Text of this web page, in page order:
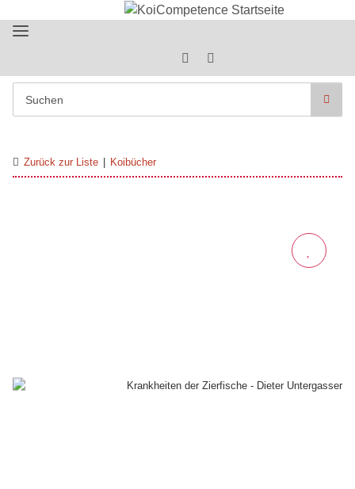
Zurück zur Liste Koibücher